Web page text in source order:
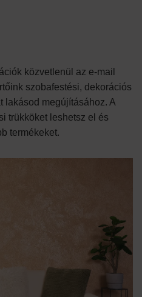
közvetlenül az e-mail
szobafestési, dekorációs
lakásod megújításához. A
trükköket leshetsz el és
termékeket.